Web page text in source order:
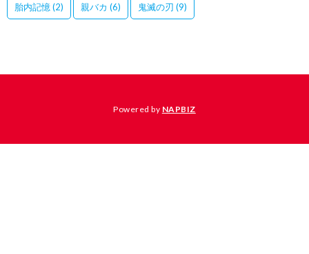
胎内記憶(2) 親バカ (6) 鬼滅の刃 (9)
Powered by NAPBIZ